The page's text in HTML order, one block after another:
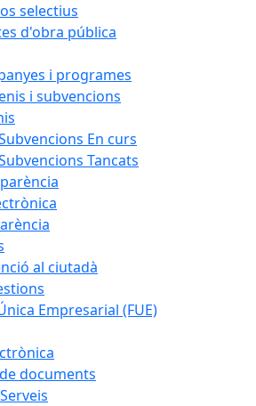
selectius
d'obra pública
i programes
i subvencions
En curs
Tancats
al ciutadà
Empresarial (FUE)
documents